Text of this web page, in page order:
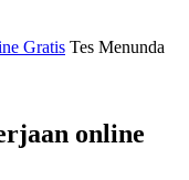
Gratis Tes Menunda
online